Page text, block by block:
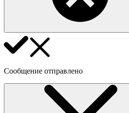
Сообщение отправлено